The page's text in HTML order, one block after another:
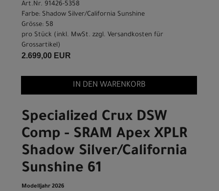
Art.Nr. 91426-5358
Farbe: Shadow Silver/California Sunshine
Grösse: 58
pro Stück (inkl. MwSt. zzgl. Versandkosten für
Grossartikel)
2.699,00 EUR
IN DEN WARENKORB
Specialized Crux DSW
Comp - SRAM Apex XPLR
Shadow Silver/California
Sunshine 61
Modelljahr 2026